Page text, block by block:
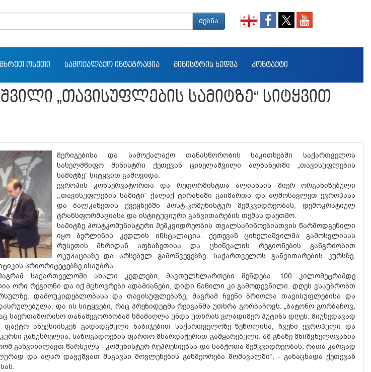
ძებნა
ᲝᲡᲔᲗᲘ ᲡᲐᲛᲝᲥᲐᲚᲐᲥᲝ ᲘᲜᲢᲔᲒᲠᲐᲪᲘᲐ ᲛᲘᲜᲘᲡᲢᲠᲘᲡ ᲮᲔᲓᲕᲐ ᲙᲝᲜᲢᲐᲥᲢᲘ
„ᲗᲐᲕᲘᲡᲣᲤᲚᲔᲑᲘᲡ ᲡᲐᲛᲘᲢᲖᲔ“ ᲡᲘᲢᲧᲕᲘᲗ
შერიგებისა და სამოქალაქო თანასწორობის საკითხებში საქართველოს
სახელმწიფო მინისტრი ქეთევან ციხელაშვილი ალბანეთში „თავისუფლების
სამიტზე“ სიტყვით გამოვიდა.
ევროპის კონსერვატორთა და რეფორმისტთა ალიანსის მიერ ორგანიზებული
,,თავისუფლების სამიტი“ ქალაქ ტირანაში გაიმართა და აღმოსავლეთ ევროპასა
და ბალკანეთის ქვეყნებში პოსტ-კომუნისტურ მემკვიდრეობას, დემოკრატიულ
ტრანსფორმაციასა და ისტიტუციური განვითარების თემას დაეთმო.
სამიტზე პოსტკომუნისტური მემკვიდრეობის თვალსაჩინოებისთვის წარმოდგენილი
იყო ბერლინის კედლის ინსტალაცია. ქეთევან ციხელაშვილმა გამოსვლისას
რუსეთის მხრიდან აფხაზეთისა და ცხინვალის რეგიონების განგრძობით
ოკუპაციაზე და არსებულ გამოწვევებზე, საქართველოს განვითარების კურსზე,
პრიორიტეტებზე ისაუბრა.
საქართველოში ახალი კედლები, მავთულხლართები შენდება. 100 კილომეტრამდე
ორი რეგიონი და იქ მცხოვრები ადამიანები, დიდი ნაწილი კი გამოდევნილი. დღეს ვსაუბრობთ
დამოუკიდებლობასა და თავისუფლებაზე, მაგრამ ჩვენი ბრძოლა თავისუფლებისა და
და ის სიტყვები, რაც პრეზიდეტმა რეიგანმა უთხრა გორბაჩოვს: „ბატონო გორბაჩოვ,
საერთაშორისო თანამეგორბობამ ხმამაღლა უნდა უთხრას ვლადიმერ პუტინს დღეს. მიუხედავად
ანექსიისკენ გადადგმული ნაბიჯებით საქართველოზე ზეწოლისა, ჩვენი ევროპული და
განუხრელია, საზოგადოების ფართო მხარდაჭერით გამყარებული. ამ გზაზე მნიშვნელოვანია
განვიხილავთ წარსულს - კომუნისტურ რეპრესიებსა და საბჭოთა მემკვიდრეობას, რათა კარგად
და აღარ დავუშვათ მსგავსი მოვლენების განმეორება მომავალში“, - განაცხადა ქეთევან